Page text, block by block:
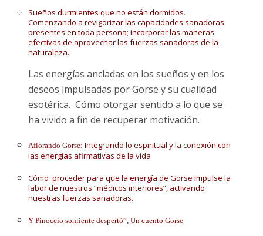
Sueños durmientes que no están dormidos.
Comenzando a revigorizar las capacidades sanadoras
presentes en toda persona; incorporar las maneras
efectivas de aprovechar las fuerzas sanadoras de la
naturaleza.
Las energías ancladas en los sueños y en los
deseos impulsadas por Gorse y su cualidad
esotérica. Cómo otorgar sentido a lo que se
ha vivido a fin de recuperar motivación.
Aflorando Gorse: Integrando lo espiritual y la conexión con
las energías afirmativas de la vida
Cómo proceder para que la energía de Gorse impulse la
labor de nuestros “médicos interiores”, activando
nuestras fuerzas sanadoras.
Y Pinoccio sonriente despertó”, Un cuento Gorse